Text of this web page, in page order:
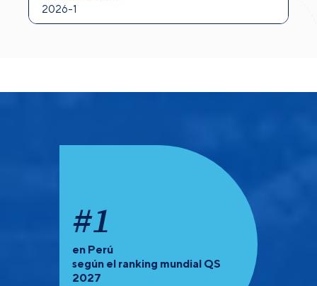
2026-1
#1
en Perú
según el ranking mundial QS
2027